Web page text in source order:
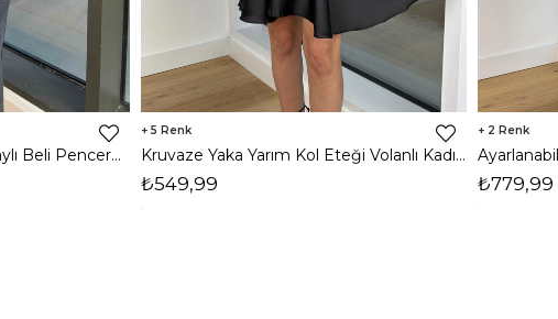
Yarım Boğazlı Drape Detaylı Beli Pencere Detaylı Andriel Kadın Füme Elbise 24k205
5
Kruvaze Yaka Yarım Kol Eteği Volanlı Kadın Siyah Saten Mini Elbise 24Y300
₺549,99
2
₺779,99